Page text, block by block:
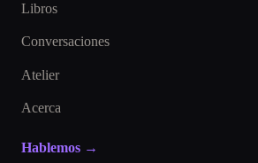
Libros
Conversaciones
Atelier
Acerca
Hablemos →